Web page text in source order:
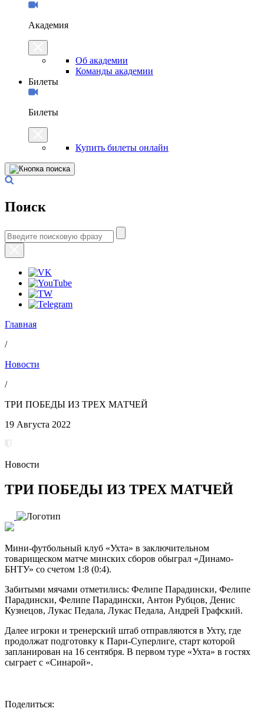
Академия
Об академии
Команды академии
Билеты
Билеты
Купить билеты онлайн
Поиск
Главная
/
Новости
/
ТРИ ПОБЕДЫ ИЗ ТРЕХ МАТЧЕЙ
19 Августа 2022
Новости
ТРИ ПОБЕДЫ ИЗ ТРЕХ МАТЧЕЙ
Мини-футбольный клуб «Ухта» в заключительном
товарищеском матче минских сборов обыграл «Динамо-
БНТУ» со счетом 1:8 (0:4).
Забитыми мячами отметились: Фелипе Парадински, Фелипе
Парадински, Фелипе Парадински, Антон Рубцов, Денис
Кузнецов, Лукас Педала, Лукас Педала, Андрей Графский.
Далее игроки и тренерский штаб отправляются в Ухту, где
продолжат подготовку к Пари-Суперлиге, старт которой
запланирован на 16 сентября. В первом туре «Ухта» в гостях
сыграет с «Синарой».
Поделиться: